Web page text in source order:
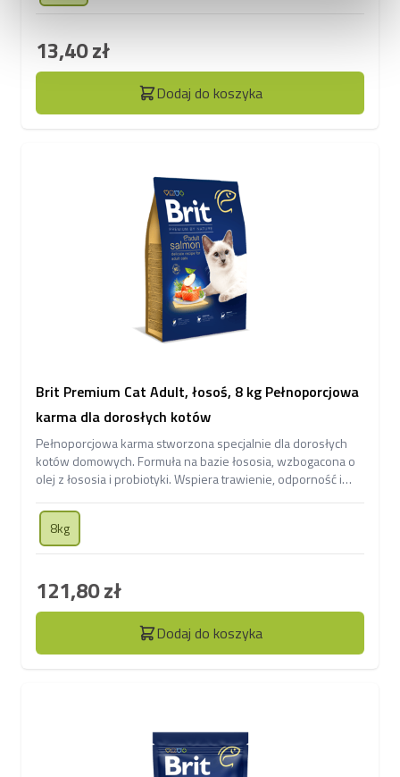
13,40 zł
Dodaj do koszyka
Brit Premium Cat Adult, łosoś, 8 kg Pełnoporcjowa
karma dla dorosłych kotów
Pełnoporcjowa karma stworzona specjalnie dla dorosłych
kotów domowych. Formuła na bazie łososia, wzbogacona o
olej z łososia i probiotyki. Wspiera trawienie, odporność i
8kg
121,80 zł
Dodaj do koszyka